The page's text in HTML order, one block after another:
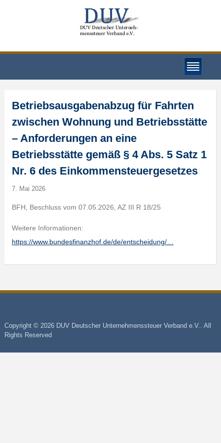
Betriebsausgabenabzug für Fahrten
zwischen Wohnung und Betriebsstätte
– Anforderungen an eine
Betriebsstätte gemäß § 4 Abs. 5 Satz 1
Nr. 6 des Einkommensteuergesetzes
7. Mai 2026
BFH, Beschluss vom 07.05.2026, AZ III R 18/25
Weitere Informationen:
https://www.bundesfinanzhof.de/de/entscheidung/…
Copyright © 2026 DUV Deutscher Unternehmenssteuer Verband e.V.. All
Rights Reserved